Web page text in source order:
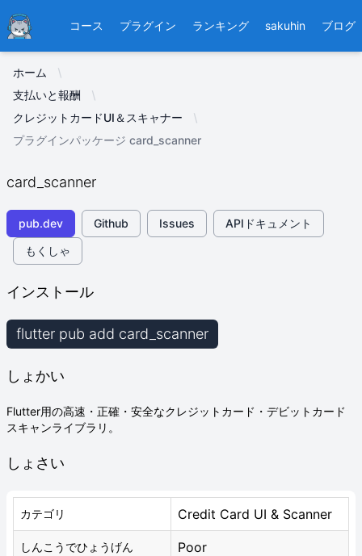
Ducafecat コース プラグイン ランキング sakuhin ブログ
ホーム
支払いと報酬
クレジットカードUI＆スキャナー
プラグインパッケージ card_scanner
card_scanner
pub.dev Github Issues
APIドキュメント
もくしゃ
インストール
flutter pub add card_scanner
しょかい
Flutter用の高速・正確・安全なクレジットカード・デビットカード
スキャンライブラリ。
しょさい
カテゴリ Credit Card UI & Scanner
しんこうでひょうげん Poor